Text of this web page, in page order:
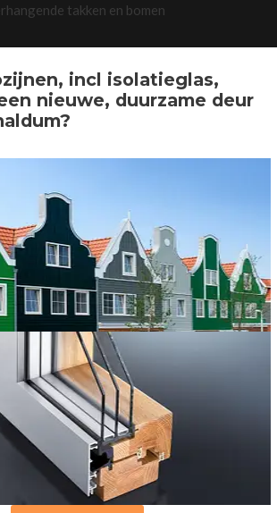
takken en bomen
incl isolatieglas,
nieuwe, duurzame deur